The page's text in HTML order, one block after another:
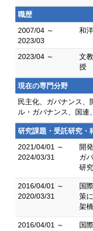
職歴
2007/04 ～
2023/03
和
2023/04 ～
文
授
現在の専門分野
民主化、ガバナンス、
ル・ガバナンス、国連
研究課題・受託研究・
2021/04/01 ～
2024/03/31
開
ガ
研
2016/04/01 ～
2020/03/31
国
策
架
2016/04/01 ～
国